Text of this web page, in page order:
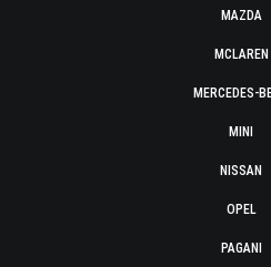
MAZDA
MCLAREN
MERCEDES-
MINI
NISSAN
OPEL
PAGANI